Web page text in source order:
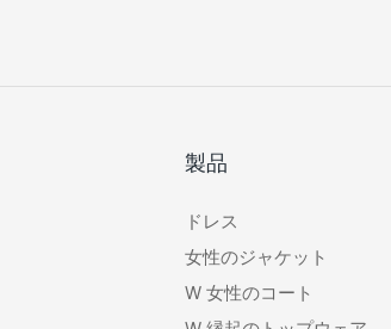
製品
ドレス
女性のジャケット
W 女性のコート